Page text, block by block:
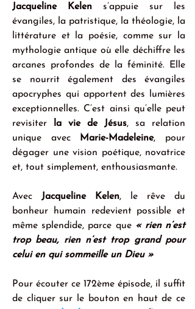
Jacqueline Kelen s’appuie sur les
évangiles, la patristique, la théologie, la
littérature et la poésie, comme sur la
mythologie antique où elle déchiffre les
arcanes profondes de la féminité. Elle
se nourrit également des évangiles
apocryphes qui apportent des lumières
exceptionnelles. C’est ainsi qu’elle peut
revisiter
la vie de Jésus, sa relation
unique avec
Marie-Madeleine, pour
dégager une vision poétique, novatrice
et, tout simplement, enthousiasmante.
Avec Jacqueline Kelen, le rêve du
bonheur humain redevient possible et
même splendide, parce que « rien n’est
trop beau, rien n’est trop grand pour
celui en qui sommeille un Dieu »
Pour écouter ce 172ème épisode, il suffit
de cliquer sur le bouton en haut de ce